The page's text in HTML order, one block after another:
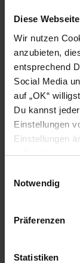
Diese
Wir nutzen
anzubieten,
entsprechend
Social Media
auf „OK“
Du kannst
Einstellungen
Einstellungen
außerdem in
Notwendig
Präferenzen
Statistiken